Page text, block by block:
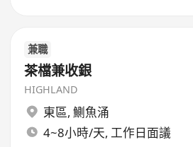
兼職
茶檔兼收銀
HIGHLAND
東區, 鰂魚涌
4~8小時/天, 工作日面議